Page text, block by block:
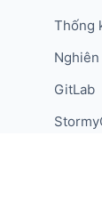
Thống
GitLab